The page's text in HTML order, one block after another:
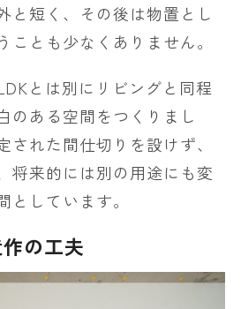
と短く、その後は物置とし
ことも少なくありません。
とは別にリビングと同程
のある空間をつくりまし
された間仕切りを設けず、
将来的には別の用途にも変
しています。
の工夫